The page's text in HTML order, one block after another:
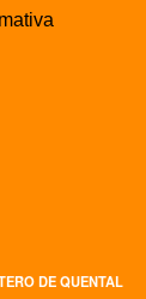
DE QUENTAL